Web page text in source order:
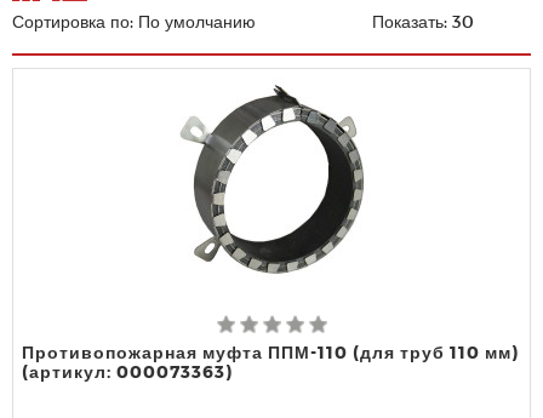
Сортировка по:
Показать:
Противопожарная муфта ППМ-110 (для труб 110 мм)
(артикул: 000073363)